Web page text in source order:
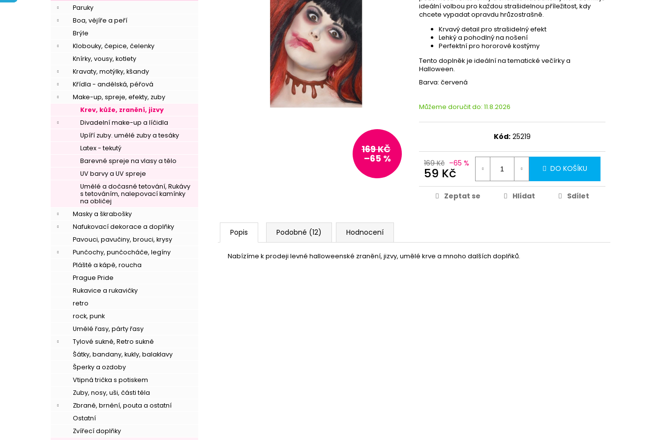
Paruky
Boa, vějíře a peří
Brýle
Klobouky, čepice, čelenky
Knírky, vousy, kotlety
Kravaty, motýlky, kšandy
Křídla - andělská, péřová
Make-up, spreje, efekty, zuby
Krev, kůže, zranění, jizvy
Divadelní make-up a líčidla
Upíří zuby. umělé zuby a tesáky
Latex - tekutý
Barevné spreje na vlasy a tělo
UV barvy a UV spreje
Umělé a dočasné tetování, Rukávy
s tetováním, nalepovací kamínky
na obličej
Masky a škrabošky
Nafukovací dekorace a doplňky
Pavouci, pavučiny, brouci, krysy
Punčochy, punčocháče, legíny
Pláště a kápě, roucha
Prague Pride
Rukavice a rukavičky
retro
rock, punk
Umělé řasy, párty řasy
Tylové sukně, Retro sukně
Šátky, bandany, kukly, balaklavy
Šperky a ozdoby
Vtipná trička s potiskem
Zuby, nosy, uši, části těla
Zbraně, brnění, pouta a ostatní
Ostatní
Zvířecí doplňky
ideální volbou pro každou strašidelnou příležitost, kdy
chcete vypadat opravdu hrůzostrašně.
Krvavý detail pro strašidelný efekt
Lehký a pohodlný na nošení
Perfektní pro hororové kostýmy
Tento doplněk je ideální na tematické večírky a
Halloween.
Barva: červená
Můžeme doručit do: 11.8.2026
Kód: 25219
169 Kč –65 %
59 Kč DO KOŠÍKU
Zeptat se Hlídat Sdílet
169 KČ
–65 %
Popis Podobné (12) Hodnocení
Nabízíme k prodeji levné halloweenské zranění, jizvy, umělé krve a mnoho dalších doplňků.